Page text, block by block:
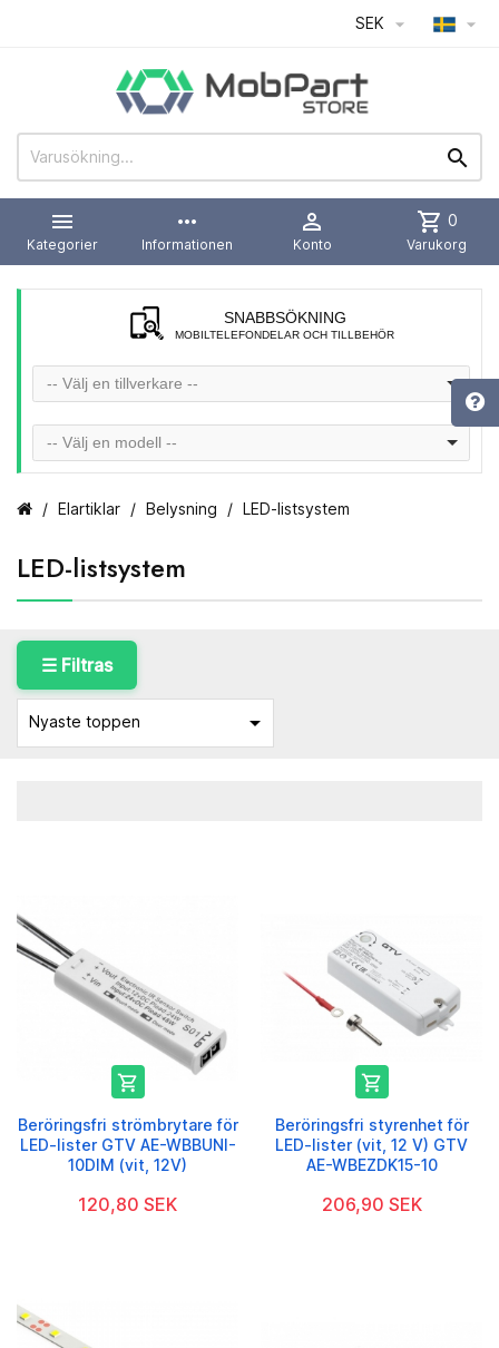
SEK  


Kategorier
more_horiz
Informationen

Konto
shopping_cart 0
Varukorg
SNABBSÖKNING
MOBILTELEFONDELAR OCH TILLBEHÖR
-- Välj en tillverkare --
-- Välj en modell --
Elartiklar Belysning LED-listsystem
LED-listsystem
☰ Filtras
Nyaste toppen 

Beröringsfri strömbrytare för
LED-lister GTV AE-WBBUNI-
10DIM (vit, 12V)
120,80 SEK

Beröringsfri styrenhet för
LED-lister (vit, 12 V) GTV
AE-WBEZDK15-10
206,90 SEK